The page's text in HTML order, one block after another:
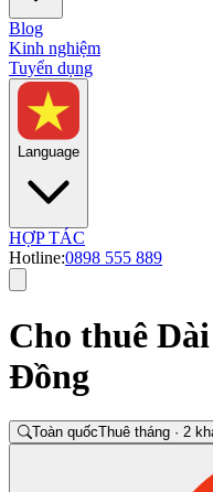
Blog
Kinh nghiệm
Tuyển dụng
Language
HỢP TÁC
Hotline:0898 555 889
Cho thuê
Đồng
Toàn quốcThuê tháng · 2